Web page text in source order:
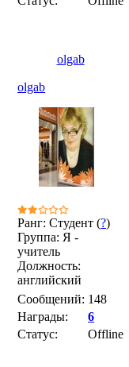
olgab
olgab
Ранг: Студент (?)
Группа: Я -
учитель
Должность:
английский
Сообщений: 148
Награды:
6
Статус:
Offline